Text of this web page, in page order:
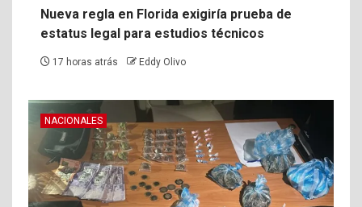
Nueva regla en Florida exigiría prueba de
estatus legal para estudios técnicos
17 horas atrás Eddy Olivo
NACIONALES